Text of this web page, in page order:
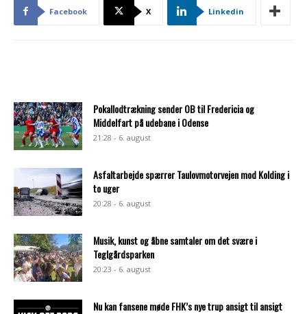
Facebook X Linkedin
Pokallodtrækning sender OB til Fredericia og
Middelfart på udebane i Odense
21:28 - 6. august
Asfaltarbejde spærrer Taulovmotorvejen mod Kolding i
to uger
20:28 - 6. august
Musik, kunst og åbne samtaler om det svære i
Teglgårdsparken
20:23 - 6. august
Nu kan fansene møde FHK’s nye trup ansigt til ansigt